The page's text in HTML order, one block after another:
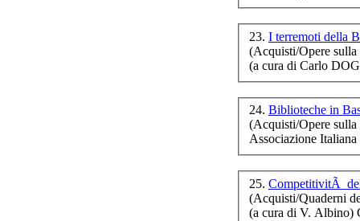
23. I terremoti della
(Acquisti/Opere sulla
(a cura di Carlo
24. Biblioteche in
(Acquisti/Opere sulla
Associazione
25. CompetitivitÃ
(Acquisti/Quaderni
(a cura di V. Albino)